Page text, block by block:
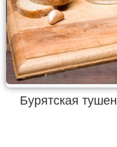
Бурятская